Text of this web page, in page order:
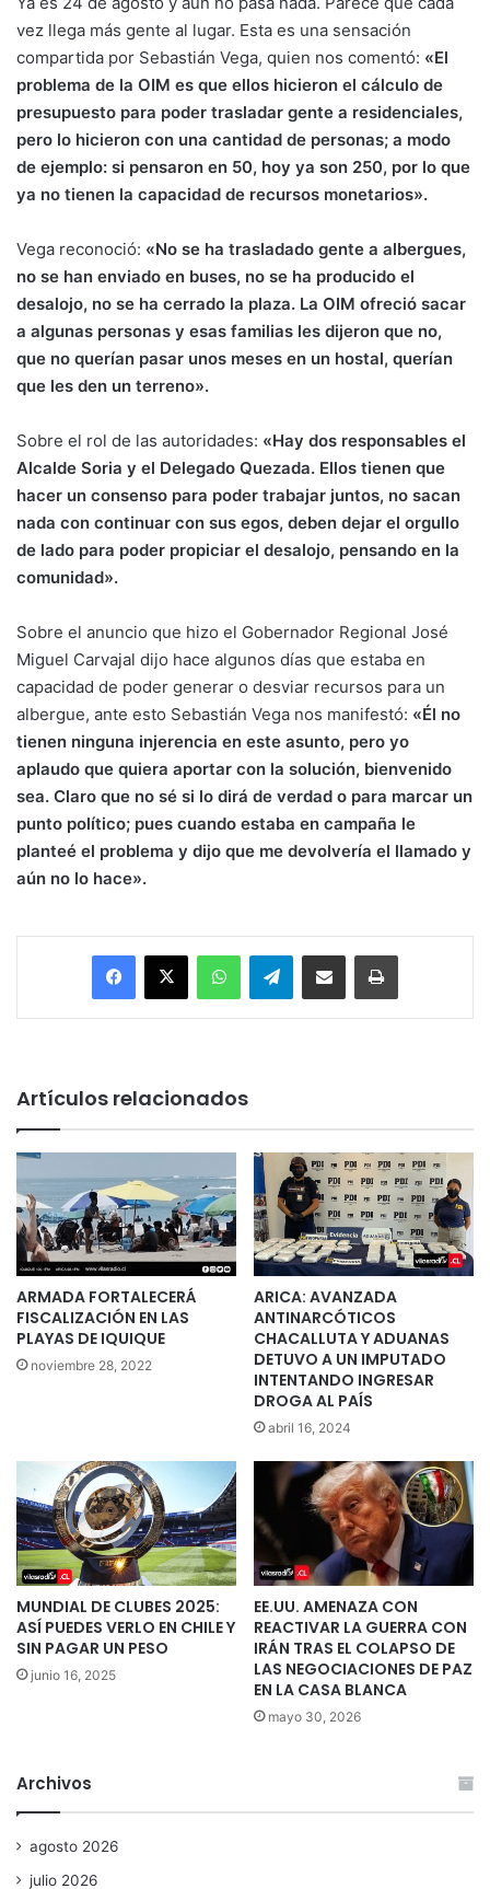
vez llega más gente al lugar. Esta es una sensación
compartida por Sebastián Vega, quien nos comentó: «El
problema de la OIM es que ellos hicieron el cálculo de
presupuesto para poder trasladar gente a residenciales,
pero lo hicieron con una cantidad de personas; a modo
de ejemplo: si pensaron en 50, hoy ya son 250, por lo que
ya no tienen la capacidad de recursos monetarios».
Vega reconoció: «No se ha trasladado gente a albergues,
no se han enviado en buses, no se ha producido el
desalojo, no se ha cerrado la plaza. La OIM ofreció sacar
a algunas personas y esas familias les dijeron que no,
que no querían pasar unos meses en un hostal, querían
que les den un terreno».
Sobre el rol de las autoridades: «Hay dos responsables el
Alcalde Soria y el Delegado Quezada. Ellos tienen que
hacer un consenso para poder trabajar juntos, no sacan
nada con continuar con sus egos, deben dejar el orgullo
de lado para poder propiciar el desalojo, pensando en la
comunidad».
Sobre el anuncio que hizo el Gobernador Regional José
Miguel Carvajal dijo hace algunos días que estaba en
capacidad de poder generar o desviar recursos para un
albergue, ante esto Sebastián Vega nos manifestó: «Él no
tienen ninguna injerencia en este asunto, pero yo
aplaudo que quiera aportar con la solución, bienvenido
sea. Claro que no sé si lo dirá de verdad o para marcar un
punto político; pues cuando estaba en campaña le
planteé el problema y dijo que me devolvería el llamado y
aún no lo hace».
Facebook
X WhatsAppTelegramEnviar vía email Imprimir
Artículos relacionados
ARMADA FORTALECERÁ
FISCALIZACIÓN EN LAS
PLAYAS DE IQUIQUE
noviembre 28, 2022
ARICA: AVANZADA
ANTINARCÓTICOS
CHACALLUTA Y ADUANAS
DETUVO A UN IMPUTADO
INTENTANDO INGRESAR
DROGA AL PAÍS
abril 16, 2024
MUNDIAL DE CLUBES 2025:
ASÍ PUEDES VERLO EN CHILE Y
SIN PAGAR UN PESO
junio 16, 2025
EE.UU. AMENAZA CON
REACTIVAR LA GUERRA CON
IRÁN TRAS EL COLAPSO DE
LAS NEGOCIACIONES DE PAZ
EN LA CASA BLANCA
mayo 30, 2026
Archivos
agosto 2026
julio 2026